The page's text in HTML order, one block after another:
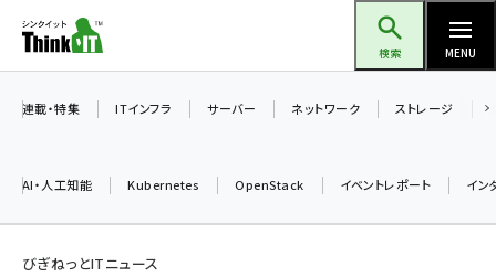
ン
ツ
検索 MENU
連載・特集 ITインフラ サーバー ネットワーク ストレージ
AI・人工知能 Kubernetes OpenStack イベントレポート イン
びぎねっとITニュース